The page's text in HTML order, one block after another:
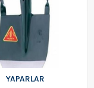
YAPARLAR